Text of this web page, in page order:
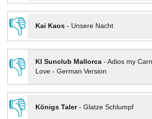
👎
Kai Kaos- Unsere Nacht
👎
KI Sunclub Mallorca- Adios my
Love - German Version
👎
Königs Taler- Glatze Schlumpf